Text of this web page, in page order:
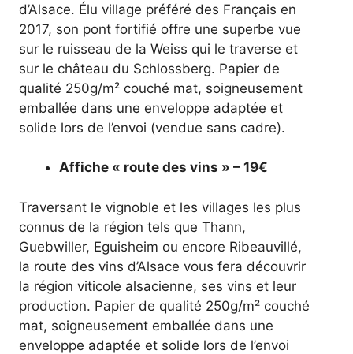
d’Alsace. Élu village préféré des Français en
2017, son pont fortifié offre une superbe vue
sur le ruisseau de la Weiss qui le traverse et
sur le château du Schlossberg. Papier de
qualité 250g/m² couché mat, soigneusement
emballée dans une enveloppe adaptée et
solide lors de l’envoi (vendue sans cadre).
Affiche « route des vins » – 19€
Traversant le vignoble et les villages les plus
connus de la région tels que Thann,
Guebwiller, Eguisheim ou encore Ribeauvillé,
la route des vins d’Alsace vous fera découvrir
la région viticole alsacienne, ses vins et leur
production. Papier de qualité 250g/m² couché
mat, soigneusement emballée dans une
enveloppe adaptée et solide lors de l’envoi